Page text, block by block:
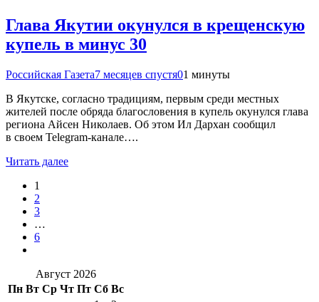
Глава Якутии окунулся в крещенскую
купель в минус 30
Российская Газета7 месяцев спустя01 минуты
В Якутске, согласно традициям, первым среди местных
жителей после обряда благословения в купель окунулся глава
региона Айсен Николаев. Об этом Ил Дархан сообщил
в своем Telegram-канале….
Читать далее
1
2
3
…
6
Август 2026
Пн Вт Ср Чт Пт Сб Вс